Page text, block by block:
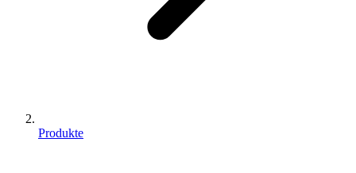
Produkte